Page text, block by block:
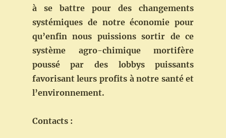
à se battre pour des changements
systémiques de notre économie pour
qu’enfin nous puissions sortir de ce
système agro-chimique mortifère
poussé par des lobbys puissants
favorisant leurs profits à notre santé et
l’environnement.
Contacts :